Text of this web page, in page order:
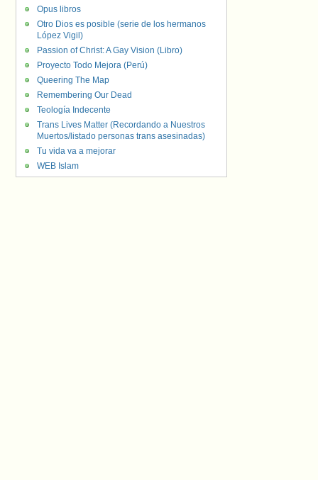
Opus libros
Otro Dios es posible (serie de los hermanos
López Vigil)
Passion of Christ: A Gay Vision (Libro)
Proyecto Todo Mejora (Perú)
Queering The Map
Remembering Our Dead
Teología Indecente
Trans Lives Matter (Recordando a Nuestros
Muertos/listado personas trans asesinadas)
Tu vida va a mejorar
WEB Islam